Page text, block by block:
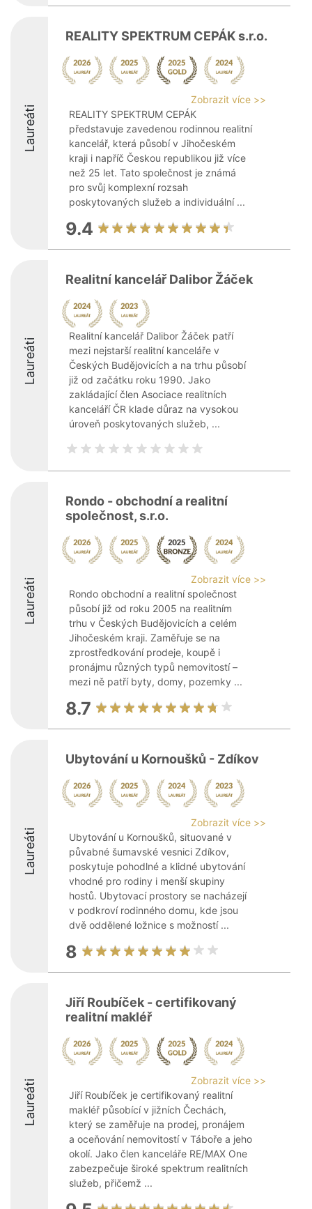
Laureáti
REALITY SPEKTRUM CEPÁK s.r.o.
Zobrazit více >>
REALITY SPEKTRUM CEPÁK
představuje zavedenou rodinnou realitní
kancelář, která působí v Jihočeském
kraji i napříč Českou republikou již více
než 25 let. Tato společnost je známá
pro svůj komplexní rozsah
poskytovaných služeb a individuální ...
9.4
Laureáti
Realitní kancelář Dalibor Žáček
Realitní kancelář Dalibor Žáček patří
mezi nejstarší realitní kanceláře v
Českých Budějovicích a na trhu působí
již od začátku roku 1990. Jako
zakládající člen Asociace realitních
kanceláří ČR klade důraz na vysokou
úroveň poskytovaných služeb, ...
Laureáti
Rondo - obchodní a realitní
společnost, s.r.o.
Zobrazit více >>
Rondo obchodní a realitní společnost
působí již od roku 2005 na realitním
trhu v Českých Budějovicích a celém
Jihočeském kraji. Zaměřuje se na
zprostředkování prodeje, koupě i
pronájmu různých typů nemovitostí –
mezi ně patří byty, domy, pozemky ...
8.7
Laureáti
Ubytování u Kornoušků - Zdíkov
Zobrazit více >>
Ubytování u Kornoušků, situované v
půvabné šumavské vesnici Zdíkov,
poskytuje pohodlné a klidné ubytování
vhodné pro rodiny i menší skupiny
hostů. Ubytovací prostory se nacházejí
v podkroví rodinného domu, kde jsou
dvě oddělené ložnice s možností ...
8
Laureáti
Jiří Roubíček - certifikovaný
realitní makléř
Zobrazit více >>
Jiří Roubíček je certifikovaný realitní
makléř působící v jižních Čechách,
který se zaměřuje na prodej, pronájem
a oceňování nemovitostí v Táboře a jeho
okolí. Jako člen kanceláře RE/MAX One
zabezpečuje široké spektrum realitních
služeb, přičemž ...